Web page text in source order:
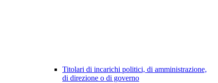
Titolari di incarichi politici, di amministrazione,
di direzione o di governo